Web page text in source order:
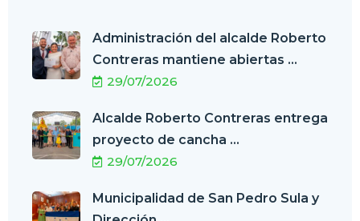
Administración del alcalde Roberto
Contreras mantiene abiertas ...
29/07/2026
Alcalde Roberto Contreras entrega
proyecto de cancha ...
29/07/2026
Municipalidad de San Pedro Sula y